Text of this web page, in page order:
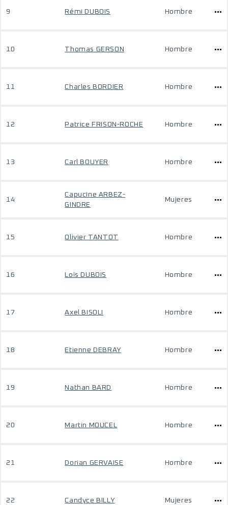
9 Rémi DUBOIS Hombre
10 Thomas GERSON Hombre
11 Charles BORDIER Hombre
12 Patrice FRISON-ROCHE Hombre
13 Carl BOUYER Hombre
14
Capucine ARBEZ-
GINDRE
Mujeres
15 Olivier TANTOT Hombre
16 Loïs DUBOIS Hombre
17 Axel BISOLI Hombre
18 Etienne DEBRAY Hombre
19 Nathan BARD Hombre
20 Martin MOUCEL Hombre
21 Dorian GERVAISE Hombre
22 Candyce BILLY Mujeres